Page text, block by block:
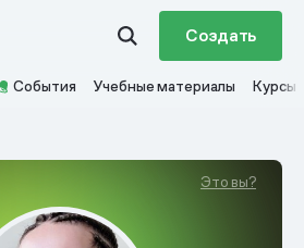
Создать
События Учебные материалы Курсы
Это вы?